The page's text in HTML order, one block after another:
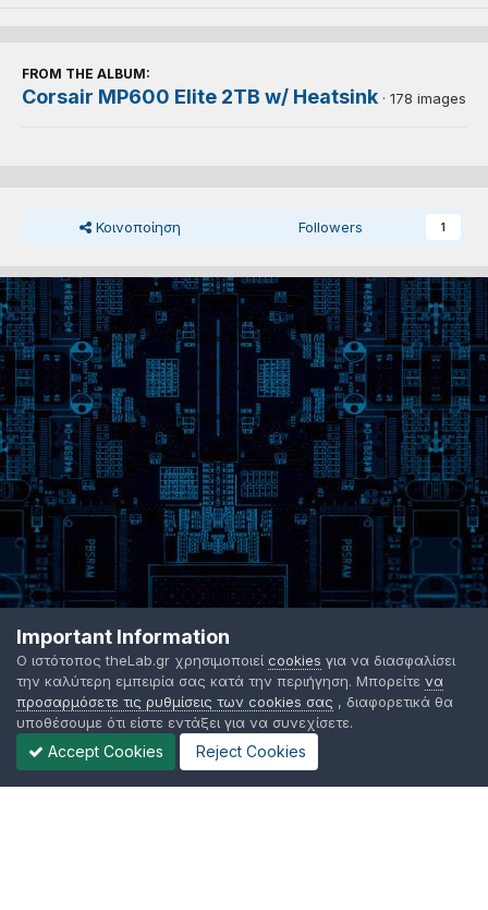
FROM THE ALBUM:
Corsair MP600 Elite 2TB w/ Heatsink · 178 images
Κοινοποίηση Followers 1
Important Information
Ο ιστότοπος theLab.gr χρησιμοποιεί cookies για να διασφαλίσει
την καλύτερη εμπειρία σας κατά την περιήγηση. Μπορείτε να
προσαρμόσετε τις ρυθμίσεις των cookies σας , διαφορετικά θα
υποθέσουμε ότι είστε εντάξει για να συνεχίσετε.
Accept Cookies Reject Cookies